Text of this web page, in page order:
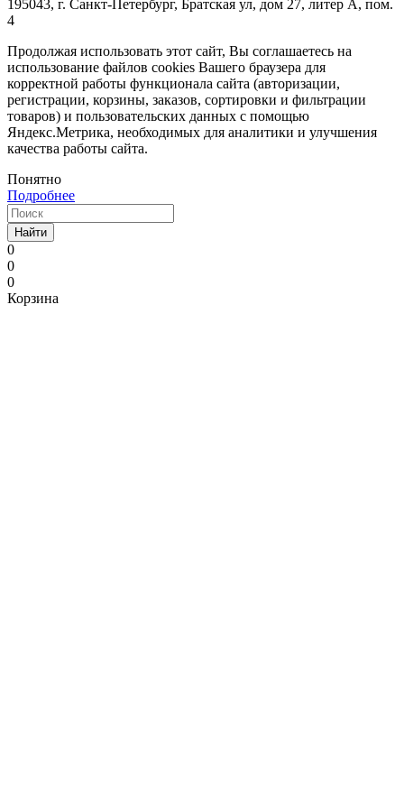
195043, г. Санкт-Петербург, Братская ул, дом 27, литер А, пом.
4
Продолжая использовать этот сайт, Вы соглашаетесь на
использование файлов cookies Вашего браузера для
корректной работы функционала сайта (авторизации,
регистрации, корзины, заказов, сортировки и фильтрации
товаров) и пользовательских данных с помощью
Яндекс.Метрика, необходимых для аналитики и улучшения
качества работы сайта.
Понятно
Подробнее
Найти
0
0
0
Корзина